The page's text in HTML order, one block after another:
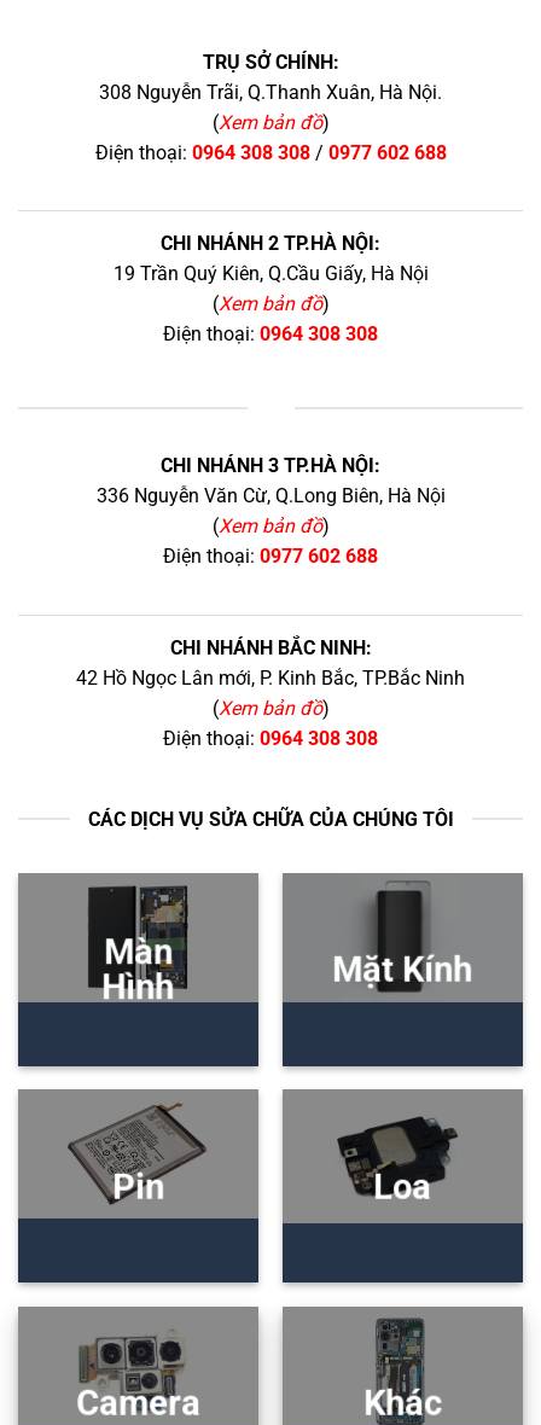
TRỤ SỞ CHÍNH:
308 Nguyễn Trãi, Q.Thanh Xuân, Hà Nội.
(Xem bản đồ)
Điện thoại: 0964 308 308/ 0977 602 688
CHI NHÁNH 2 TP.HÀ NỘI:
19 Trần Quý Kiên, Q.Cầu Giấy, Hà Nội
(Xem bản đồ)
Điện thoại: 0964 308 308
CHI NHÁNH 3 TP.HÀ NỘI:
336 Nguyễn Văn Cừ, Q.Long Biên, Hà Nội
(Xem bản đồ)
Điện thoại: 0977 602 688
CHI NHÁNH BẮC NINH:
42 Hồ Ngọc Lân mới, P. Kinh Bắc, TP.Bắc Ninh
(Xem bản đồ)
Điện thoại: 0964 308 308
CÁC DỊCH VỤ SỬA CHỮA CỦA CHÚNG TÔI
Màn
Hình
Mặt Kính
Pin Loa
Camera Khác